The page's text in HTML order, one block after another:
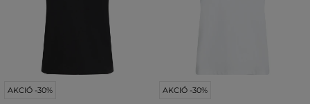
AKCIÓ -30% AKCIÓ -30%